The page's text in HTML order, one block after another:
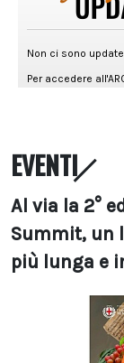
EVENTI
Al via la 2°
Summit, un
più lunga e